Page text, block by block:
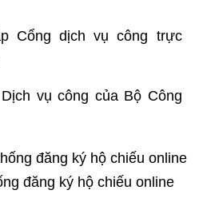
Cổng dịch vụ công trực
vụ công của Bộ Công
đăng ký hộ chiếu online